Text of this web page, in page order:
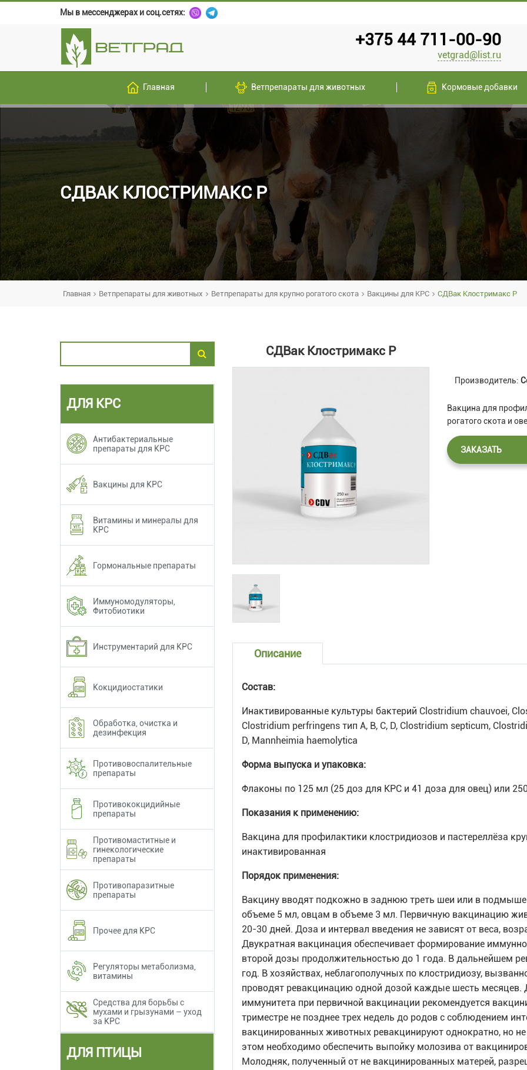
Мы в мессенджерах и соц.сетях:
+375 44 711-00-90
vetgrad@list.ru
Главная Ветпрепараты для животных Кормовые добавки
СДВАК КЛОСТРИМАКС P
Главная Ветпрепараты для животных Ветпрепараты для крупно рогатого скота Вакцины для КРС СДВак Клостримакс P
СДВак Клостримакс P
Производитель:
Вакцина для
рогатого скота и
ЗАКАЗАТЬ
Описание
Состав:
Инактивированные культуры бактерий Clostridium chauvoei,
Clostridium perfringens тип A, B, C, D, Clostridium septicum,
D, Mannheimia haemolytica
Форма выпуска и упаковка:
Флаконы по 125 мл (25 доз для КРС и 41 доза для овец) или
Показания к применению:
Вакцина для профилактики клостридиозов и пастереллёза
инактивированная
Порядок применения:
Вакцину вводят подкожно в заднюю треть шеи или в
объеме 5 мл, овцам в объеме 3 мл. Первичную вакцинацию
20-30 дней. Доза и интервал введения не зависят от веса,
Двукратная вакцинация обеспечивает формирование
второй дозы продолжительностью до 1 года. В дальнейшем
год. В хозяйствах, неблагополучных по клостридиозу,
проводят ревакцинацию одной дозой каждые шесть месяцев.
иммунитета при первичной вакцинации рекомендуется
триместре не позднее трех недель до родов с соблюдением
вакцинированных животных ревакцинируют однократно, но
этом необходимо обеспечить выпойку молозива от
Молодняк, полученный от не вакцинированных матерей,
ДЛЯ КРС
Антибактериальные
препараты для КРС
Вакцины для КРС
Витамины и минералы для
КРС
Гормональные препараты
Иммуномодуляторы,
Фитобиотики
Инструментарий для КРС
Кокцидиостатики
Обработка, очистка и
дезинфекция
Противовоспалительные
препараты
Противококцидийные
препараты
Противомаститные и
гинекологические
препараты
Противопаразитные
препараты
Прочее для КРС
Регуляторы метаболизма,
витамины
Средства для борьбы с
мухами и грызунами – уход
за КРС
ДЛЯ ПТИЦЫ